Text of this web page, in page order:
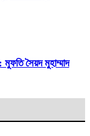
সৈয়দ মুহাম্মাদ